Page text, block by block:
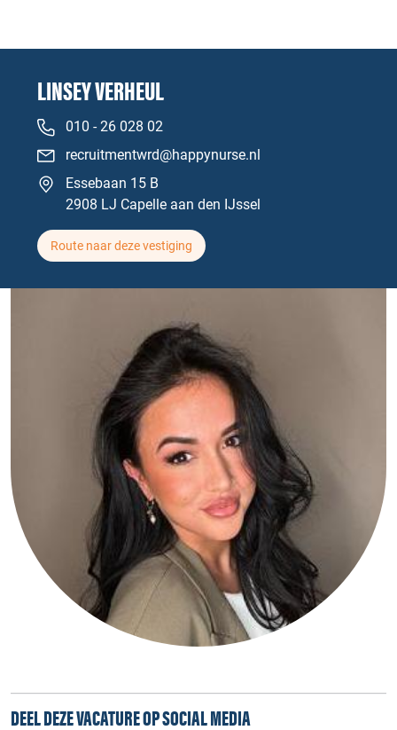
LINSEY VERHEUL
010 - 26 028 02
recruitmentwrd@happynurse.nl
Essebaan 15 B
2908 LJ Capelle aan den IJssel
Route naar deze vestiging
DEEL DEZE VACATURE OP SOCIAL MEDIA